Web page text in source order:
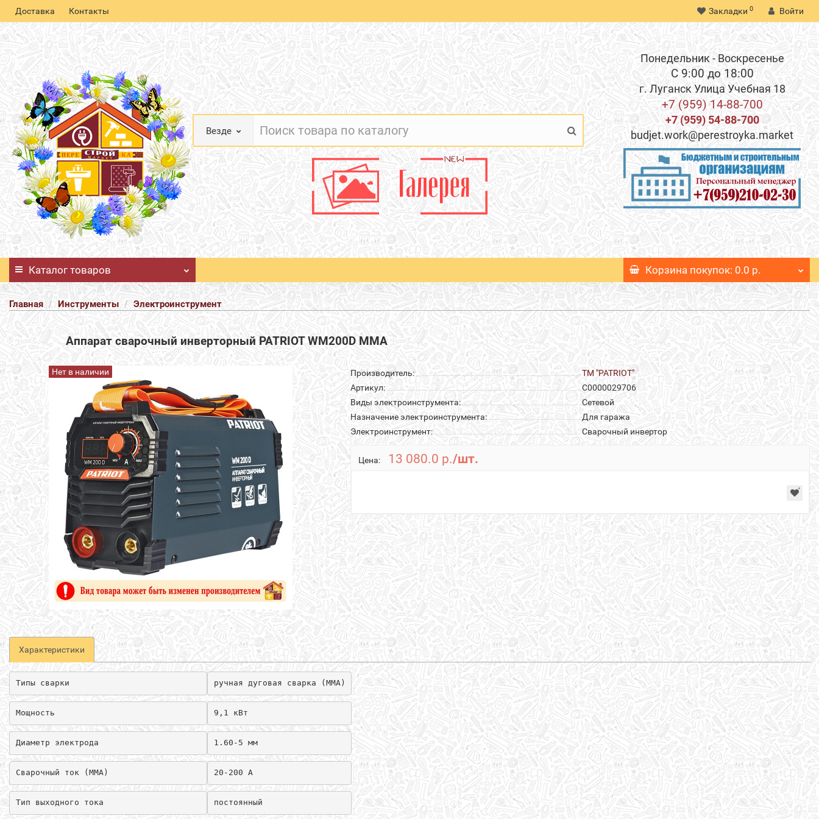
Доставка Контакты Закладки 0 Войти
Везде
Понедельник - Воскресенье
С 9:00 до 18:00
г. Луганск Улица Учебная 18
+7 (959) 14-88-700
+7 (959) 54-88-700
budjet.work@perestroyka.market
Каталог товаров Корзина покупок: 0.0 р.
Главная Инструменты Электроинструмент
Аппарат сварочный инверторный PATRIOT WM200D MMA
Нет в наличии Производитель:
ТМ "PATRIOT"
Артикул:
С0000029706
Виды электроинструмента:
Сетевой
Назначение электроинструмента:
Для гаража
Электроинструмент:
Сварочный инвертор
Цена: 13 080.0 р./шт.
Характеристики
Типы сварки ручная дуговая сварка (MMA)
Мощность 9,1 кВт
Диаметр электрода 1.60-5 мм
Сварочный ток (MMA) 20-200 А
Тип выходного тока постоянный